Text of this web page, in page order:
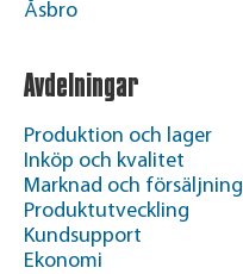
Åsbro
Avdelningar
Produktion och lager
Inköp och kvalitet
Marknad och försäljning
Produktutveckling
Kundsupport
Ekonomi